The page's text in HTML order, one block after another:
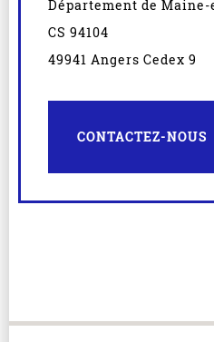
Département de
CS 94104
49941 Angers Cedex 9
CONTACTEZ-NOUS